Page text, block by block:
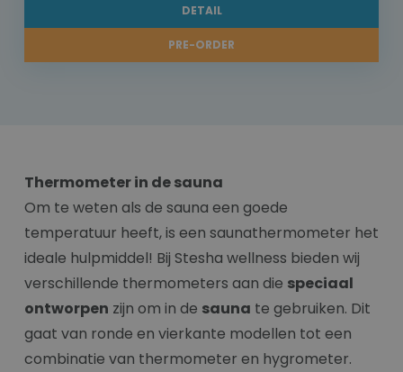
DETAIL
PRE-ORDER
Thermometer in de sauna
Om te weten als de sauna een goede
temperatuur heeft, is een saunathermometer het
ideale hulpmiddel! Bij Stesha wellness bieden wij
verschillende thermometers aan die speciaal
ontworpen zijn om in de sauna te gebruiken. Dit
gaat van ronde en vierkante modellen tot een
combinatie van thermometer en hygrometer.